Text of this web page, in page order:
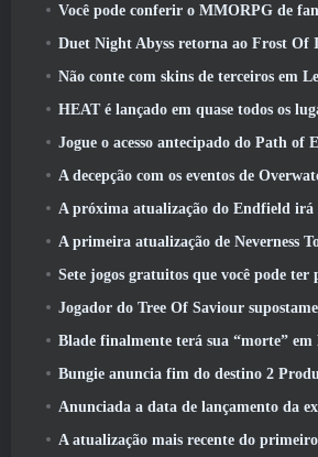
Você pode conferir o MMORPG de fantasia sombria da Nexon, Embers Of The
Duet Night Abyss retorna ao Frost Of Icelake em sua
Não conte com skins de terceiros em
HEAT é lançado em quase todos os
Jogue o acesso antecipado do Path of Exile 2
A decepção com os eventos de Overwatch
A próxima atualização do Endfield irá
A primeira atualização de Neverness To
Sete jogos gratuitos que você pode ter perdido e que
Jogador do Tree Of Saviour supostamente recebe prêmio
Blade finalmente terá sua “morte” em
Bungie anuncia fim do destino 2 Produção enquanto se preparam
Anunciada a data de lançamento da expansão Where
A atualização mais recente do primeiro descendente melhora o ciclo